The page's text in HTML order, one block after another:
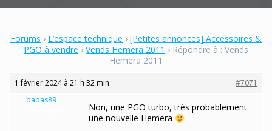
Forums › L’espace technique › [Petites annonces] Accessoires &
PGO à vendre › Vends Hemera 2011 › Répondre à : Vends
Hemera 2011
1 février 2024 à 21 h 32 min
#7071
babas89
Non, une PGO turbo, très probablement
une nouvelle Hemera